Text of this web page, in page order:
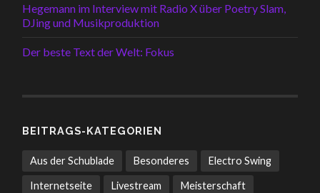
Hegemann im Interview mit Radio X über Poetry Slam,
DJing und Musikproduktion
Der beste Text der Welt: Fokus
BEITRAGS-KATEGORIEN
Aus der Schublade Besonderes Electro Swing
Internetseite Livestream Meisterschaft